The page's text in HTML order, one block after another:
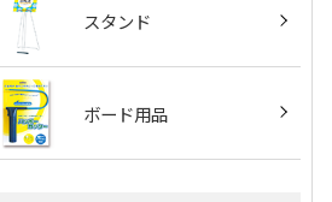
スタンド
ボード用品